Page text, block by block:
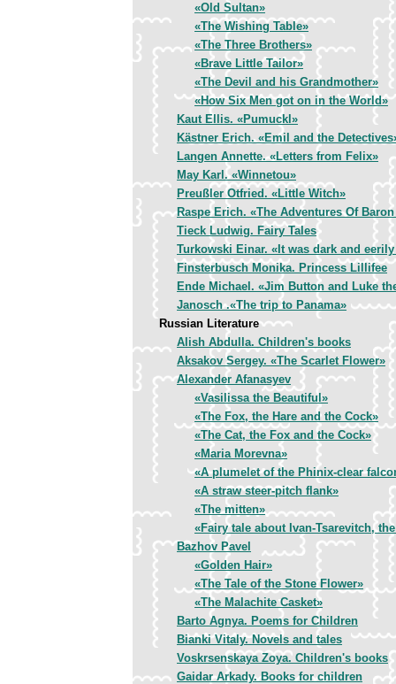
«Old Sultan»
«The Wishing Table»
«The Three Brothers»
«Brave Little Tailor»
«The Devil and his Grandmother»
«How Six Men got on in the World»
Kaut Ellis. «Pumuckl»
Kästner Erich. «Emil and the
Langen Annette. «Letters from Felix»
May Karl. «Winnetou»
Preußler Otfried. «Little Witch»
Raspe Erich. «The Adventures Of
Tieck Ludwig. Fairy Tales
Turkowski Einar. «It was dark and
Finsterbusch Monika. Princess Lillifee
Ende Michael. «Jim Button and Luke
Janosch .«The trip to Panama»
Russian Literature
Alish Abdulla. Children's books
Aksakov Sergey. «The Scarlet Flower»
Alexander Afanasyev
«Vasilissa the Beautiful»
«The Fox, the Hare and the Cock»
«The Cat, the Fox and the Cock»
«Maria Morevna»
«A plumelet of the Phinix-clear
«A straw steer-pitch flank»
«The mitten»
«Fairy tale about Ivan-Tsarevitch,
Bazhov Pavel
«Golden Hair»
«The Tale of the Stone Flower»
«The Malachite Casket»
Barto Agnya. Poems for Children
Bianki Vitaly. Novels and tales
Voskrsenskaya Zoya. Children's books
Gaidar Arkady. Books for children